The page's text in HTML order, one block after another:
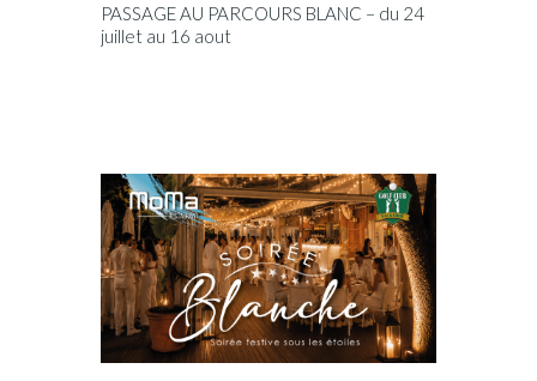
PASSAGE AU PARCOURS BLANC – du 24
juillet au 16 aout